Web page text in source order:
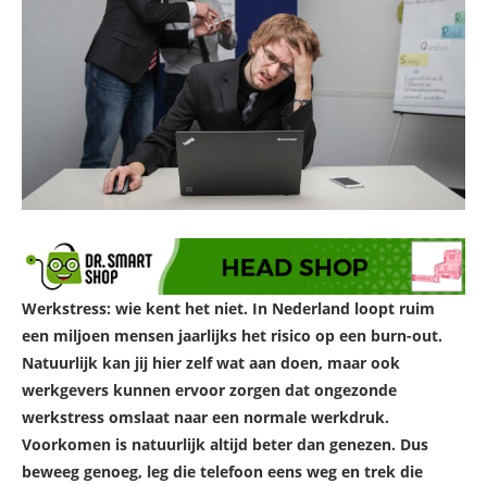
Werkstress: wie kent het niet. In Nederland loopt ruim
een miljoen mensen jaarlijks het risico op een burn-out.
Natuurlijk kan jij hier zelf wat aan doen, maar ook
werkgevers kunnen ervoor zorgen dat ongezonde
werkstress omslaat naar een normale werkdruk.
Voorkomen is natuurlijk altijd beter dan genezen. Dus
beweeg genoeg, leg die telefoon eens weg en trek die